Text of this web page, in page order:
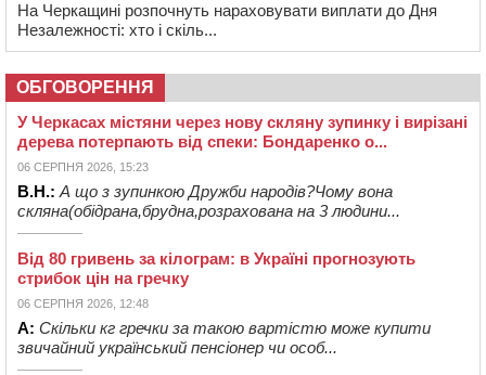
На Черкащині розпочнуть нараховувати виплати до Дня
Незалежності: хто і скіль...
ОБГОВОРЕННЯ
У Черкасах містяни через нову скляну зупинку і вирізані
дерева потерпають від спеки: Бондаренко о...
06 СЕРПНЯ 2026, 15:23
В.Н.: А що з зупинкою Дружби народів?Чому вона
скляна(обідрана,брудна,розрахована на 3 людини...
Від 80 гривень за кілограм: в Україні прогнозують
стрибок цін на гречку
06 СЕРПНЯ 2026, 12:48
А: Скільки кг гречки за такою вартістю може купити
звичайний український пенсіонер чи особ...